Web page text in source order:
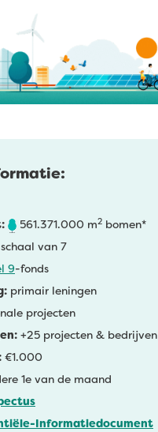
561.371.000 m2 bomen*
van 7
9-fonds
primair leningen
projecten
+25 projecten & bedrijven
€1.000
1e van de maand
Informatiedocument